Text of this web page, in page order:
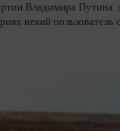
Владимира Путина.
некий пользователь